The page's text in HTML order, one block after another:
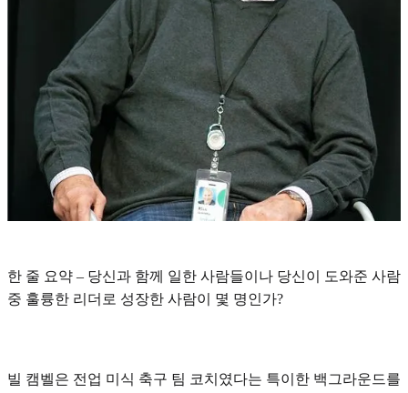
한 줄 요약 – 당신과 함께 일한 사람들이나 당신이 도와준 사람
중 훌륭한 리더로 성장한 사람이 몇 명인가?
빌 캠벨은 전업 미식 축구 팀 코치였다는 특이한 백그라운드를